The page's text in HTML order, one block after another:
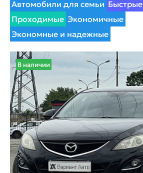
Автомобили для семьи Быстрые
Проходимые Экономичные
Экономные и надежные
В наличии